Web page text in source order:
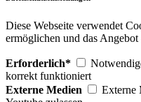
Diese Webseite verwendet
ermöglichen und das Angebot
Erforderlich*
korrekt funktioniert
Externe Medien
Externe